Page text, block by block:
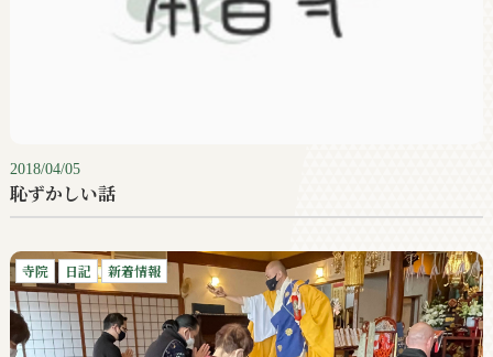
2018/04/05
恥ずかしい話
寺院 日記 新着情報